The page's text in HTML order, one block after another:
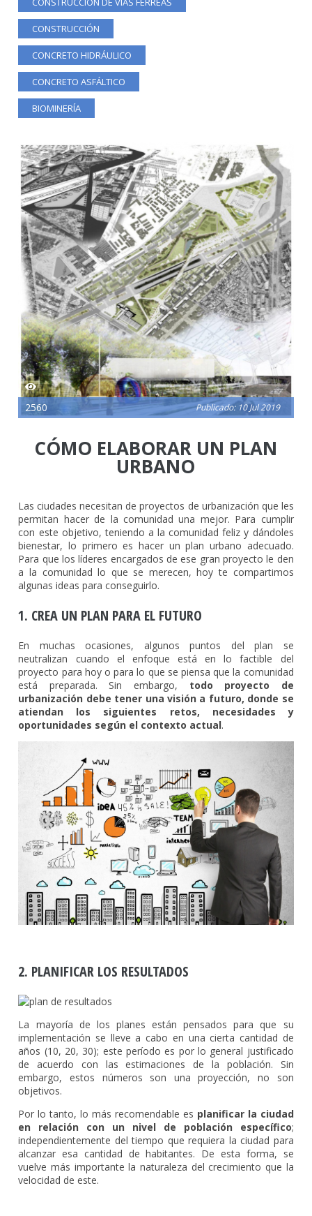
CONSTRUCCIÓN
CONCRETO HIDRÁULICO
CONCRETO ASFÁLTICO
BIOMINERÍA
2560 Publicado: 10 Jul 2019
CÓMO ELABORAR UN PLAN
URBANO
Las ciudades necesitan de proyectos de urbanización que les
permitan hacer de la comunidad una mejor. Para cumplir
con este objetivo, teniendo a la comunidad feliz y dándoles
bienestar, lo primero es hacer un plan urbano adecuado.
Para que los líderes encargados de ese gran proyecto le den
a la comunidad lo que se merecen, hoy te compartimos
algunas ideas para conseguirlo.
1. CREA UN PLAN PARA EL FUTURO
En muchas ocasiones, algunos puntos del plan se
neutralizan cuando el enfoque está en lo factible del
proyecto para hoy o para lo que se piensa que la comunidad
está preparada. Sin embargo, todo proyecto de
urbanización debe tener una visión a futuro, donde se
atiendan los siguientes retos, necesidades y
oportunidades según el contexto actual.
2. PLANIFICAR LOS RESULTADOS
La mayoría de los planes están pensados para que su
implementación se lleve a cabo en una cierta cantidad de
años (10, 20, 30); este período es por lo general justificado
de acuerdo con las estimaciones de la población. Sin
embargo, estos números son una proyección, no son
objetivos.
Por lo tanto, lo más recomendable es planificar la ciudad
en relación con un nivel de población específico;
independientemente del tiempo que requiera la ciudad para
alcanzar esa cantidad de habitantes. De esta forma, se
vuelve más importante la naturaleza del crecimiento que la
velocidad de este.